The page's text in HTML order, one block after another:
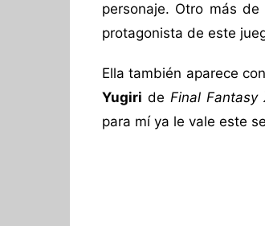
personaje. Otro más
protagonista de este
Ella también aparece
Yugiri de Final Fantasy
para mí ya le vale este